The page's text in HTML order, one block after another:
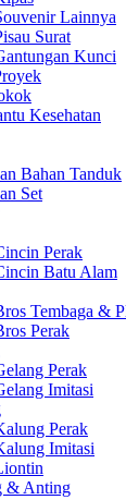
Lainnya
Surat
Kunci
Kesehatan
Bahan Tanduk
Set
Perak
Batu Alam
Tembaga &
Perak
Perak
Imitasi
Perak
Imitasi
& Anting